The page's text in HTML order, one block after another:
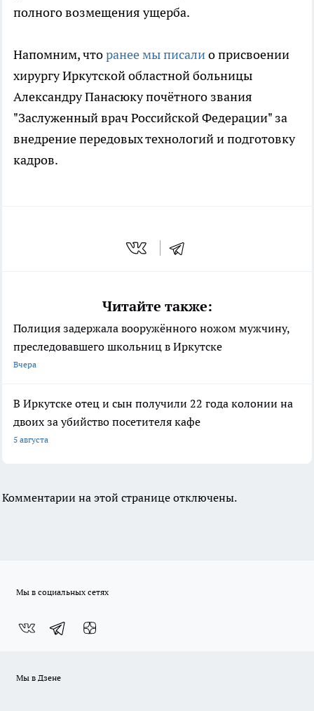
полного возмещения ущерба.
Напомним, чторанее мы писалио присвоении
хирургу Иркутской областной больницы
Александру Панасюку почётного звания
"Заслуженный врач Российской Федерации" за
внедрение передовых технологий и подготовку
кадров.
Читайте также:
Полиция задержала вооружённого ножом мужчину,
преследовавшего школьниц в Иркутске
Вчера
В Иркутске отец и сын получили 22 года колонии на
двоих за убийство посетителя кафе
5 августа
Комментарии на этой странице отключены.
Мы в социальных сетях
Мы в Дзене